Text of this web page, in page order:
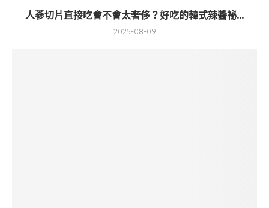
人蔘切片直接吃會不會太奢侈？好吃的韓式辣醬祕...
2025-08-09